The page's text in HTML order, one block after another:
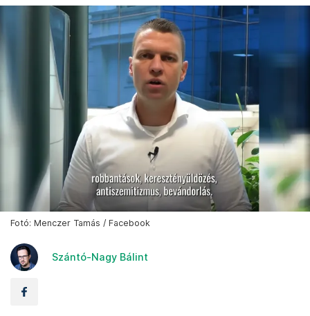
Fotó: Menczer Tamás / Facebook
Szántó-Nagy Bálint